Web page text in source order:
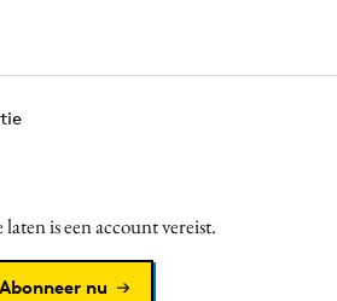
is een account vereist.
Abonneer nu